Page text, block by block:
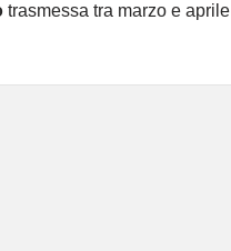
trasmessa tra marzo e aprile